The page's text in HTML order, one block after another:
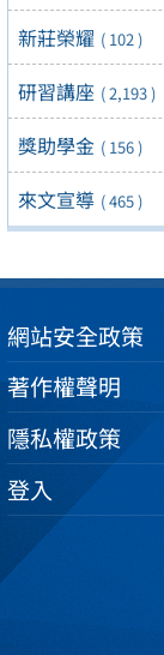
新莊榮耀 ( 102 )
研習講座 ( 2,193 )
獎助學金 ( 156 )
來文宣導 ( 465 )
網站安全政策
著作權聲明
隱私權政策
登入